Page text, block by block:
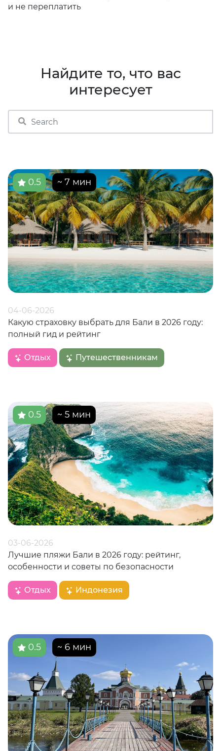
и не переплатить
Найдите то, что вас
интересует
0.5 ~ 7 мин
04-06-2026
Какую страховку выбрать для Бали в 2026 году:
полный гид и рейтинг
Отдых Путешественникам
0.5 ~ 5 мин
03-06-2026
Лучшие пляжи Бали в 2026 году: рейтинг,
особенности и советы по безопасности
Отдых Индонезия
0.5 ~ 6 мин